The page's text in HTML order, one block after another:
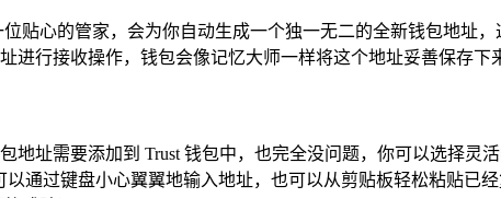
贴心的管家，会为你自动生成一个独一无二的全新钱包地址
进行接收操作，钱包会像记忆大师一样将这个地址妥善保存下
地址需要添加到 Trust 钱包中，也完全没问题，你可以选择
通过键盘小心翼翼地输入地址，也可以从剪贴板轻松粘贴已